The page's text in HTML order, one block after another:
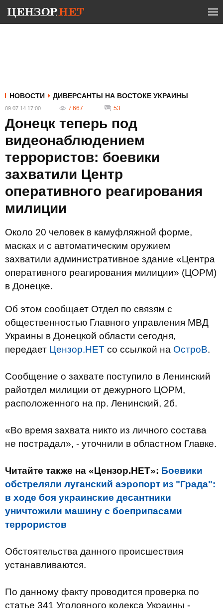
НОВОСТИ ДИВЕРСАНТЫ НА ВОСТОКЕ УКРАИНЫ
09.07.14 17:00 7 667 53
Донецк теперь под
видеонаблюдением
террористов: боевики
захватили Центр
оперативного реагирования
милиции
Около 20 человек в камуфляжной форме,
масках и с автоматическим оружием
захватили административное здание «Центра
оперативного реагирования милиции» (ЦОРМ)
в Донецке.
Об этом сообщает Отдел по связям с
общественностью Главного управления МВД
Украины в Донецкой области сегодня,
передает Цензор.НЕТ со ссылкой на ОстроВ.
Сообщение о захвате поступило в Ленинский
райотдел милиции от дежурного ЦОРМ,
расположенного на пр. Ленинский, 2б.
«Во время захвата никто из личного состава
не пострадал», - уточнили в областном Главке.
Читайте также на «Цензор.НЕТ»: Боевики
обстреляли луганский аэропорт из "Града":
в ходе боя украинские десантники
уничтожили машину с боеприпасами
террористов
Обстоятельства данного происшествия
устанавливаются.
По данному факту проводится проверка по
статье 341 Уголовного кодекса Украины -